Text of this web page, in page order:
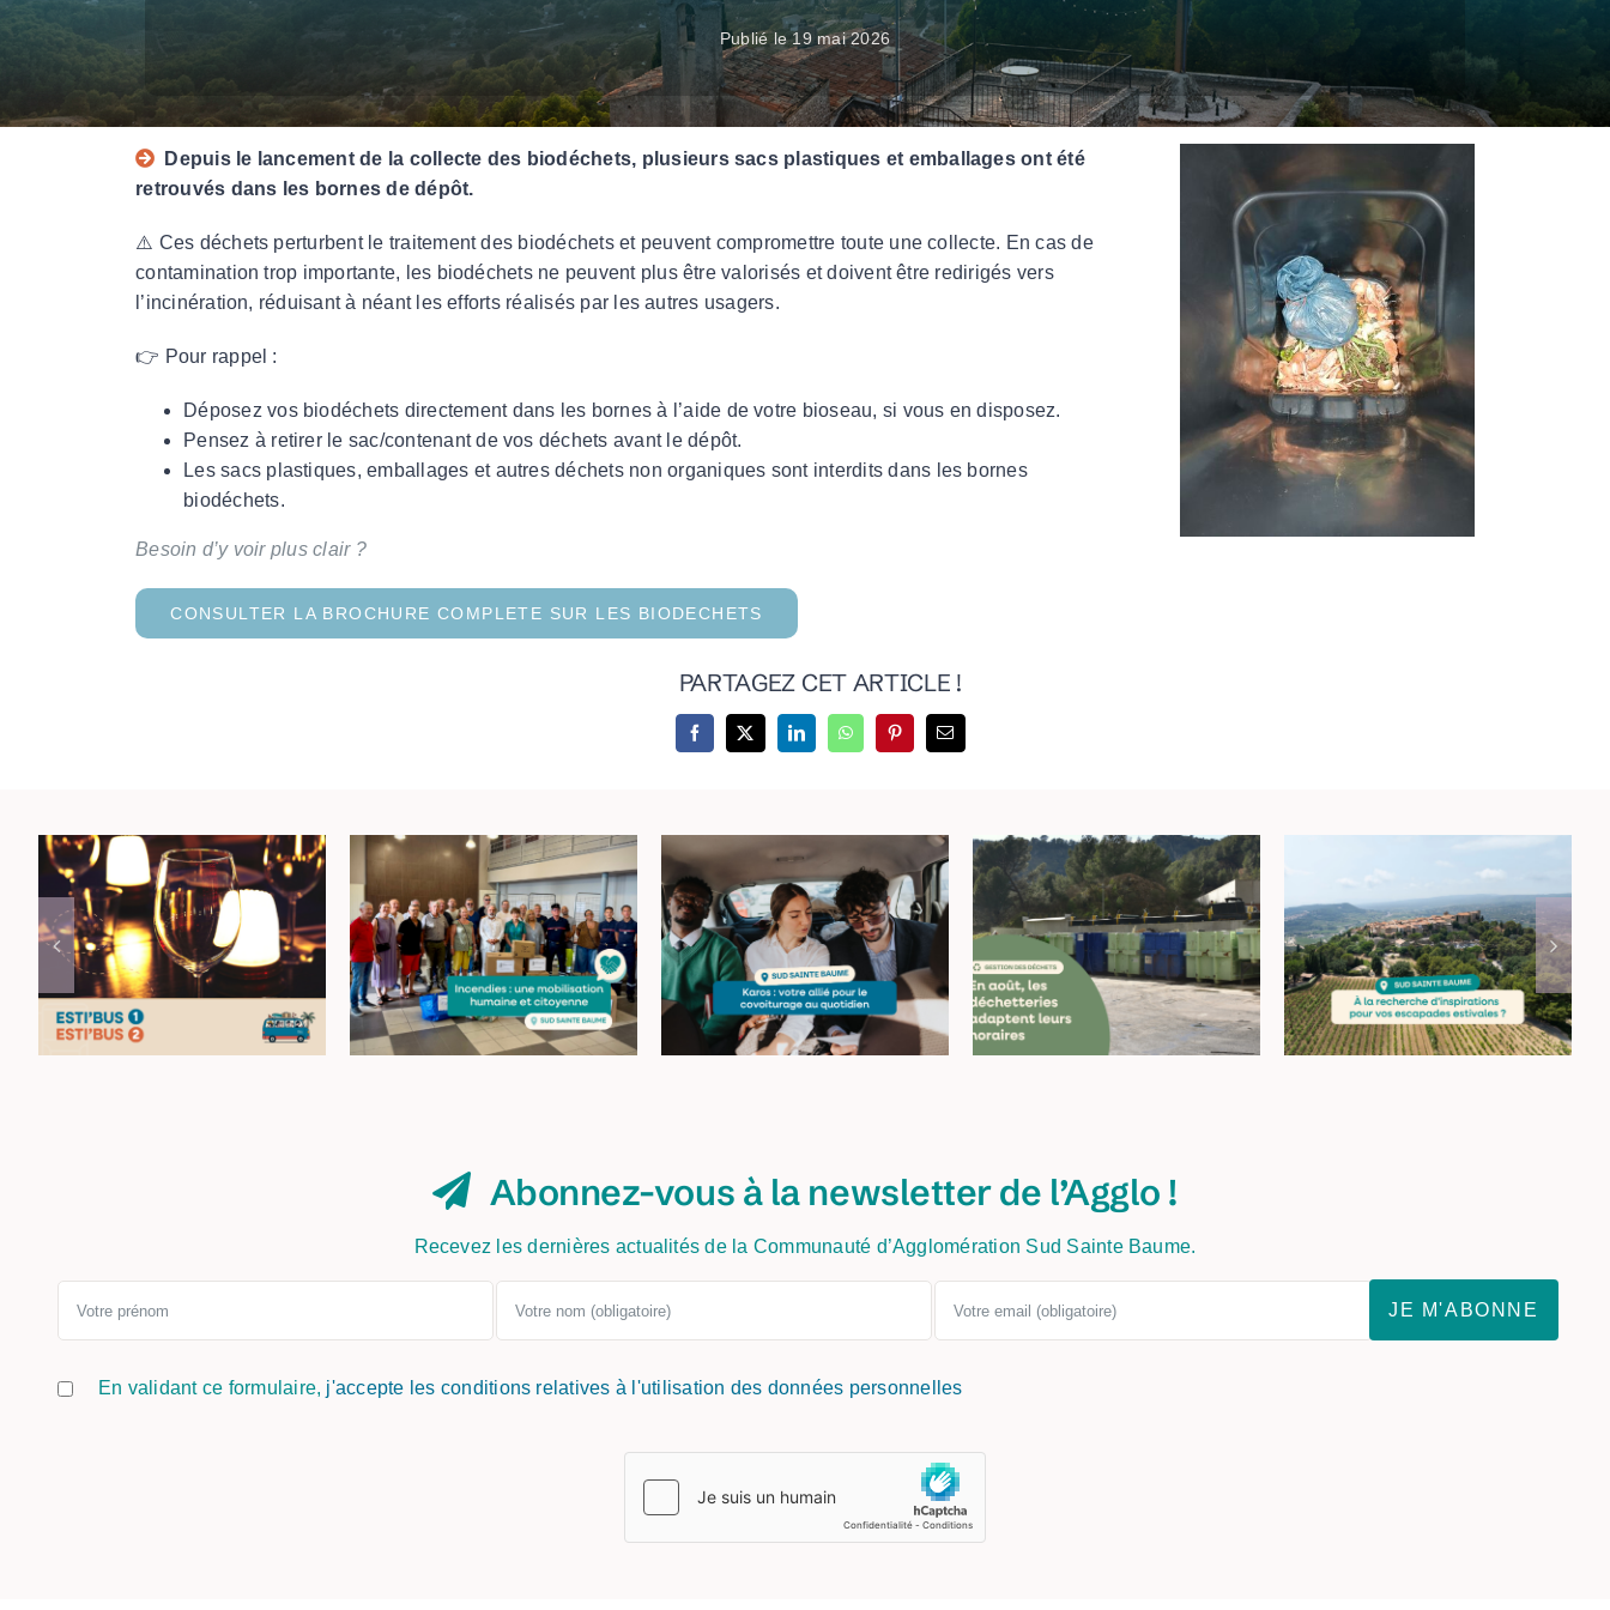
Esti’Bus : navettes estivales
HABITAT
Bien vivre dans son logement au quotidien
Mieux accéder au logement
Faire une demande de logement social
DEVELOPPEMENT ECONOMIQUE
Parc d’Activités du Plateau de Signes
Eco Technopole de la Baou
URBANISME
Déposer ma Demande d’Autorisation d’Urbanisme
ENVIRONNEMENT
Plan Climat-Air-Energie Territorial
Année internationale des parcours et des éleveurs pastoraux
FIBRE OPTIQUE
Publié le 19 mai 2026
Depuis le lancement de la collecte des biodéchets, plusieurs sacs plastiques et emballages ont été
retrouvés dans les bornes de dépôt.
⚠️ Ces déchets perturbent le traitement des biodéchets et peuvent compromettre toute une collecte. En cas de
contamination trop importante, les biodéchets ne peuvent plus être valorisés et doivent être redirigés vers
l’incinération, réduisant à néant les efforts réalisés par les autres usagers.
👉 Pour rappel :
Déposez vos biodéchets directement dans les bornes à l’aide de votre bioseau, si vous en disposez.
Pensez à retirer le sac/contenant de vos déchets avant le dépôt.
Les sacs plastiques, emballages et autres déchets non organiques sont interdits dans les bornes
biodéchets.
Besoin d’y voir plus clair ?
CONSULTER LA BROCHURE COMPLETE SUR LES BIODECHETS
PARTAGEZ CET ARTICLE !
Rejoignez vos
lieux de sortie
avec les navettes
Esti’Bus
Incendies dans le
Haut-Var : une
mobilisation
humaine et
citoyenne
Le covoiturage du
quotidien : simple
et économique
Canicule :
ajustement des
horaires des
déchetteries
À la recherche
d’inspiration pour
vos escapades
estivales ?
Abonnez-vous à la newsletter de l’Agglo !
Recevez les dernières actualités de la Communauté d’Agglomération Sud Sainte Baume.
En validant ce formulaire, j'accepte les conditions relatives à l'utilisation des données personnelles